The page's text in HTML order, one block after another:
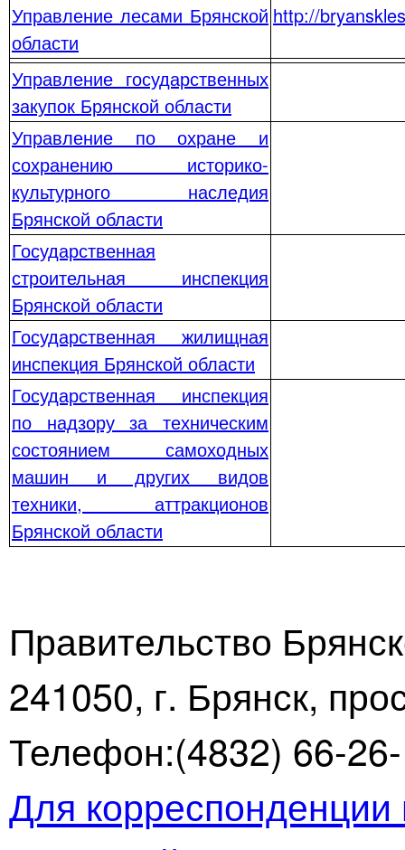
Управление лесами Брянской
области
http://
Управление государственных
закупок Брянской области
Управление по охране и
сохранению историко-
культурного наследия
Брянской области
Государственная
строительная инспекция
Брянской области
Государственная жилищная
инспекция Брянской области
Государственная инспекция
по надзору за техническим
состоянием самоходных
машин и других видов
техники, аттракционов
Брянской области
Правительство
241050, г. Брянск,
Телефон:(4832) 66-
Для